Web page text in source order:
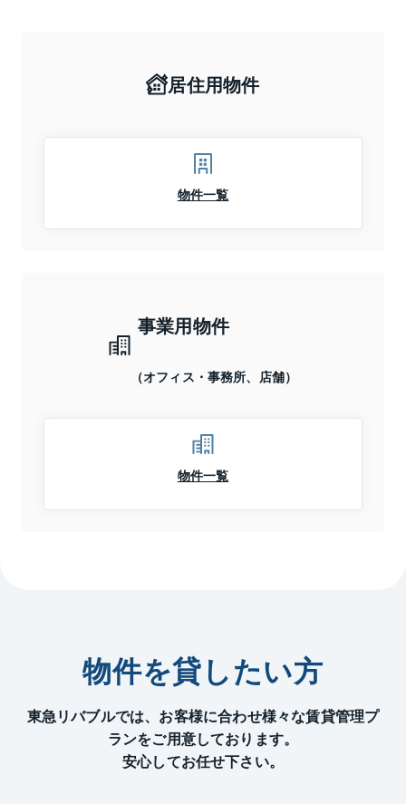
居住用物件
物件一覧
事業用物件
（オフィス・事務所、店舗）
物件一覧
物件を貸したい方
東急リバブルでは、お客様に合わせ様々な賃貸管理プ
ランをご用意しております。
安心してお任せ下さい。